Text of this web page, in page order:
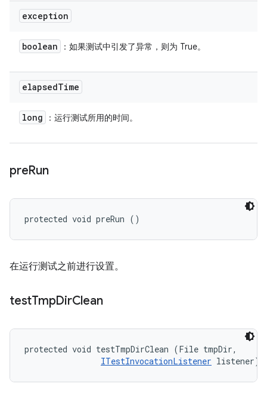
exception
boolean ：如果测试中引发了异常，则为 True。
elapsedTime
long ：运行测试所用的时间。
preRun
protected void preRun ()
在运行测试之前进行设置。
testTmpDirClean
protected void testTmpDirClean (File tmpDir,
ITestInvocationListener listener)